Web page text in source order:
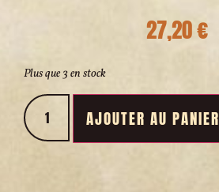
27,20€
Plus que 3 en stock
AJOUTER AU PANIER